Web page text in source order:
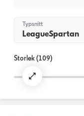
Typsnitt
LeagueSpartan
Storlek(109)